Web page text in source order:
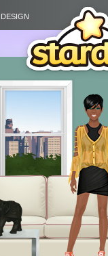
DESIGN